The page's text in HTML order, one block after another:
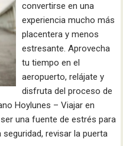
convertirse en una
experiencia mucho más
placentera y menos
estresante. Aprovecha
tu tiempo en el
aeropuerto, relájate y
disfruta del proceso de
Hoylunes – Viajar en
una fuente de estrés para
revisar la puerta